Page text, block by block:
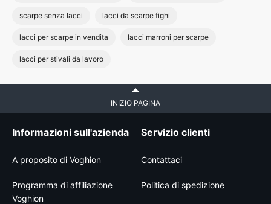
scarpe senza lacci lacci da scarpe fighi
lacci per scarpe in vendita lacci marroni per scarpe
lacci per stivali da lavoro
INIZIO PAGINA
Informazioni sull'azienda
A proposito di Voghion
Programma di affiliazione
Voghion
Servizio clienti
Contattaci
Politica di spedizione